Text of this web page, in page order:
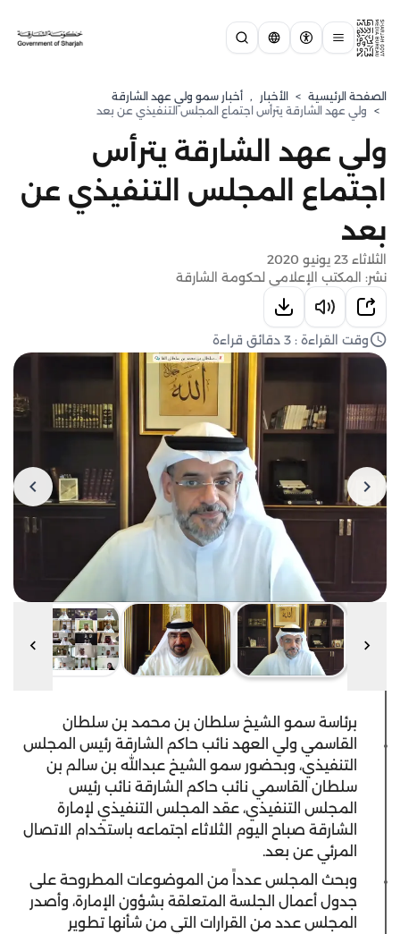
الصفحة الرئيسية > الأخبار , ⁠أخبار سمو ولي عهد الشارقة
> ولي عهد الشارقة يترأس اجتماع المجلس التنفيذي عن بعد
ولي عهد الشارقة يترأس
اجتماع المجلس التنفيذي عن
بعد
الثلاثاء 23 يونيو 2020
نشر: المكتب الإعلامي لحكومة الشارقة
وقت القراءة : 3 دقائق قراءة
برئاسة سمو الشيخ سلطان بن محمد بن سلطان
القاسمي ولي العهد نائب حاكم الشارقة رئيس المجلس
التنفيذي، وبحضور سمو الشيخ عبدالله بن سالم بن
سلطان القاسمي نائب حاكم الشارقة نائب رئيس
المجلس التنفيذي، عقد المجلس التنفيذي لإمارة
الشارقة صباح اليوم الثلاثاء اجتماعه باستخدام الاتصال
المرئي عن بعد.
وبحث المجلس عدداً من الموضوعات المطروحة على
جدول أعمال الجلسة المتعلقة بشؤون الإمارة، وأصدر
المجلس عدد من القرارات التي من شأنها تطوير